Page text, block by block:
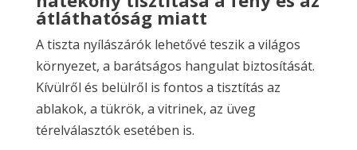
átláthatóság miatt
A tiszta nyílászárók lehetővé teszik a világos
környezet, a barátságos hangulat biztosítását.
Kívülről és belülről is fontos a tisztítás az
ablakok, a tükrök, a vitrinek, az üveg
térelválasztók esetében is.